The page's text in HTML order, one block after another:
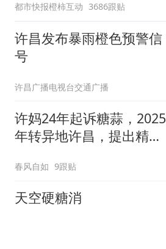
拒绝登机决定由航司作
出；亲历者：曾承诺免费
改签但没兑现
都市快报橙柿互动 3686跟贴
许昌发布暴雨橙色预警信
号
许昌广播电视台交通广播
许妈24年起诉糖蒜，2025
年转异地许昌，提出精神
春风自如 9跟贴
天空硬糖消